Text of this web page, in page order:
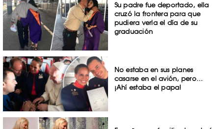
Su padre fue deportado, ella
cruzó la frontera para que
pudiera verla el día de su
graduación
No estaba en sus planes
casarse en el avión, pero…
¡Ahí estaba el papa!